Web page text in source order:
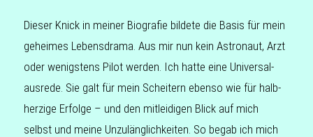
Dieser Knick in meiner Bio­gra­fie bil­de­te die Basis für mein
gehei­mes Lebens­dra­ma. Aus mir nun kein Astro­naut, Arzt
oder wenigs­tens Pilot werden. Ich hatte eine Uni­ver­sal­
aus­re­de. Sie galt für mein Schei­tern ebenso wie für halb­
her­zi­ge Erfol­ge – und den mit­lei­di­gen Blick auf mich
selbst und meine Unzu­läng­lich­kei­ten. So begab ich mich